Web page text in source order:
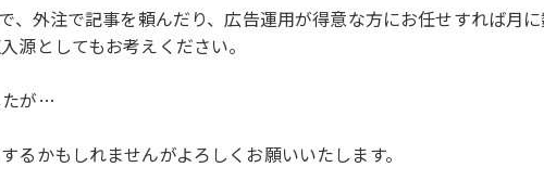
、外注で記事を頼んだり、広告運用が得意な方にお任せすれば月
源としてもお考えください。
たが…
かもしれませんがよろしくお願いいたします。